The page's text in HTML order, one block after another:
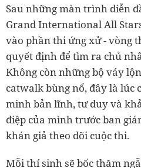
Sau những màn trình diễn
Grand International All
vào phần thi ứng xử - vòng
quyết định để tìm ra chủ
Không còn những bộ váy
catwalk bùng nổ, đây là lúc
minh bản lĩnh, tư duy và
điệp của mình trước ban
khán giả theo dõi cuộc thi.
Mỗi thí sinh sẽ bốc thăm